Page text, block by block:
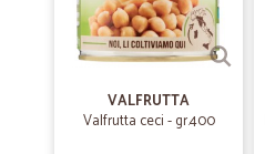
VALFRUTTA
Valfrutta ceci - gr.400